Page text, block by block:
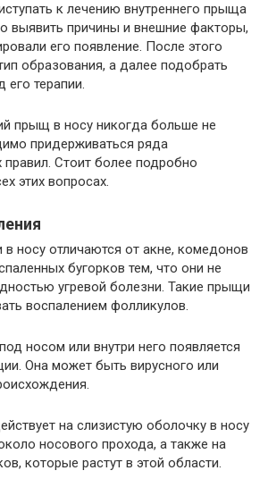
к лечению внутреннего прыща
выявить причины и внешние факторы,
его появление. После этого
образования, а далее подобрать
терапии.
прыщ в носу никогда больше не
придерживаться ряда
правил. Стоит более подробно
этих вопросах.
носу отличаются от акне, комедонов
бугорков тем, что они не
угревой болезни. Такие прыщи
воспалением фолликулов.
носом или внутри него появляется
Она может быть вирусного или
на слизистую оболочку в носу
носового прохода, а также на
которые растут в этой области.